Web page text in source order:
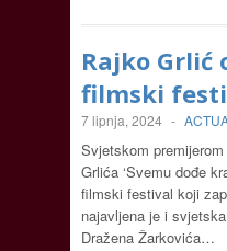
Rajko Grlić
filmski
7 lipnja, 2024 -
Svjetskom
Grlića ‘Svemu dođe
filmski festival koji
najavljena je i
Dražena Žarkovića…